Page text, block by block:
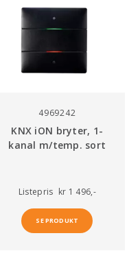
4969242
KNX iON bryter, 1-
kanal m/temp. sort
Listepris kr 1 496,-
SE PRODUKT